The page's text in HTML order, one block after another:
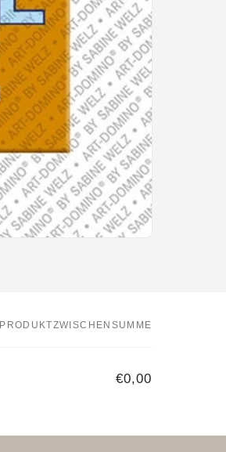
PRODUKTZWISCHENSUMME
€0,00